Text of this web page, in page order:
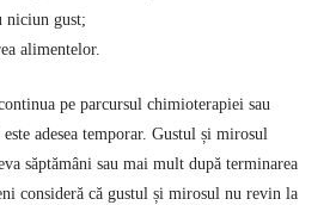
niciun gust;
alimentelor.
pe parcursul chimioterapiei sau
adesea temporar. Gustul și mirosul
săptămâni sau mai mult după terminarea
consideră că gustul și mirosul nu revin la